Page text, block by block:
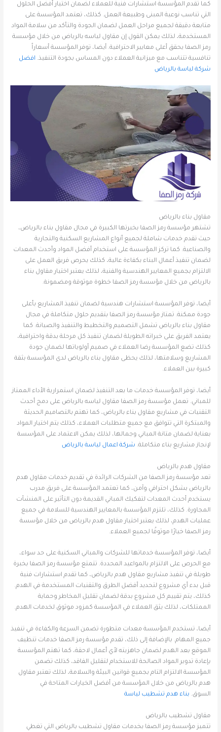
كما تقدم المؤسسة استشارات فنية للعملاء لضمان اختيار أفضل الحلول
التي تناسب نوعية المبنى وطبيعة العمل. كذلك، تعتمد المؤسسة على
متابعة دقيقة لجميع مراحل العمل لضمان الجودة والتأكد من سلامة المواد
المستخدمة، لذلك يمكن القول إن مقاول لياسه بالرياض من خلال مؤسسة
رمز الصفا يحقق أعلى معايير الاحترافية. أيضا، توفر المؤسسة أسعاراً
تنافسية تتناسب مع ميزانية العملاء دون المساس بجودة التنفيذ. افضل
شركة لياسة بالرياض
مقاول بناء بالرياض
تشتهر مؤسسة رمز الصفا بخبرتها الكبيرة في مجال مقاول بناء بالرياض،
حيث تقدم خدمات شاملة لجميع أنواع المشاريع السكنية والتجارية
والصناعية. كما تركز المؤسسة على استخدام أفضل المواد وأحدث المعدات
لضمان تنفيذ أعمال البناء بكفاءة عالية، كذلك يحرص فريق العمل على
الالتزام بجميع المعايير الهندسية والفنية، لذلك يعتبر اختيار مقاول بناء
بالرياض من خلال مؤسسة رمز الصفا خطوة موثوقة ومضمونة.
أيضا، توفر المؤسسة استشارات هندسية لضمان تنفيذ المشاريع بأعلى
جودة ممكنة. تمتاز مؤسسة رمز الصفا بتقديم حلول متكاملة في مجال
مقاول بناء بالرياض تشمل التصميم والتخطيط والتنفيذ والصيانة. كما
يعتمد الفريق على خبراته الطويلة لضمان تنفيذ كل مرحلة بدقة واحترافية،
كذلك تضع المؤسسة رضا العملاء في صميم أولوياتها لضمان جودة
المشاريع وسلامتها، لذلك يحظى مقاول بناء بالرياض لدى المؤسسة بثقة
كبيرة بين العملاء.
أيضا، توفر المؤسسة خدمات ما بعد التنفيذ لضمان استمرارية الأداء الممتاز
للمباني. تعمل مؤسسة رمز الصفا مقاول لياسه بالرياض على دمج أحدث
التقنيات في مشاريع مقاول بناء بالرياض، كما تهتم بالتصاميم الحديثة
والمبتكرة التي تتوافق مع جميع متطلبات العملاء، كذلك يتم اختيار المواد
بعناية لضمان متانة المباني وجمالها، لذلك يمكن الاعتماد على المؤسسة
لإنجاز مشاريع بناء متكاملة. شركة اعمال لياسة بالرياض
مقاول هدم بالرياض
تعد مؤسسة رمز الصفا من الشركات الرائدة في تقديم خدمات مقاول هدم
بالرياض بشكل احترافي وآمن، كما تعتمد المؤسسة على فريق مدرب
يستخدم أحدث المعدات لتفكيك المباني القديمة دون التأثير على المنشآت
المجاورة. كذلك، تلتزم المؤسسة بالمعايير الهندسية للسلامة في جميع
عمليات الهدم، لذلك يعتبر اختيار مقاول هدم بالرياض من خلال مؤسسة
رمز الصفا خيارًا موثوقًا لجميع العملاء.
أيضا، توفر المؤسسة خدماتها للشركات والمباني السكنية على حد سواء،
مع الحرص على الالتزام بالمواعيد المحددة. تتمتع مؤسسة رمز الصفا بخبرة
طويلة في تنفيذ مشاريع مقاول هدم بالرياض، كما تقدم استشارات فنية
قبل بدء أي مشروع لتحديد أفضل الطرق والتقنيات المستخدمة في الهدم.
كذلك، يتم تقييم كل مشروع بدقة لضمان تقليل المخاطر وحماية
الممتلكات، لذلك يثق العملاء في المؤسسة كمزود موثوق لخدمات الهدم.
أيضا، تستخدم المؤسسة معدات متطورة تضمن السرعة والكفاءة في تنفيذ
جميع المهام. بالإضافة إلى ذلك، تقدم مؤسسة رمز الصفا خدمات تنظيف
الموقع بعد الهدم لضمان جاهزيته لأي أعمال لاحقة، كما تهتم المؤسسة
بإعادة تدوير المواد الصالحة للاستخدام لتقليل الفاقد، كذلك تضمن
المؤسسة الالتزام التام بجميع قوانين البيئة والسلامة، لذلك تعتبر مقاول
هدم بالرياض من خلال المؤسسة من أفضل الخيارات المتاحة في
السوق. بناء هدم تشطيب لياسة
مقاول تشطيب بالرياض
تتميز مؤسسة رمز الصفا بخدمات مقاول تشطيب بالرياض التي تغطي